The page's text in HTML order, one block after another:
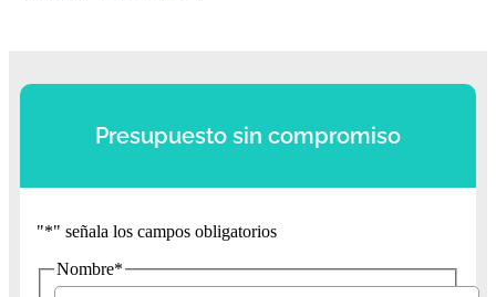
Presupuesto sin compromiso
"*" señala los campos obligatorios
Nombre*